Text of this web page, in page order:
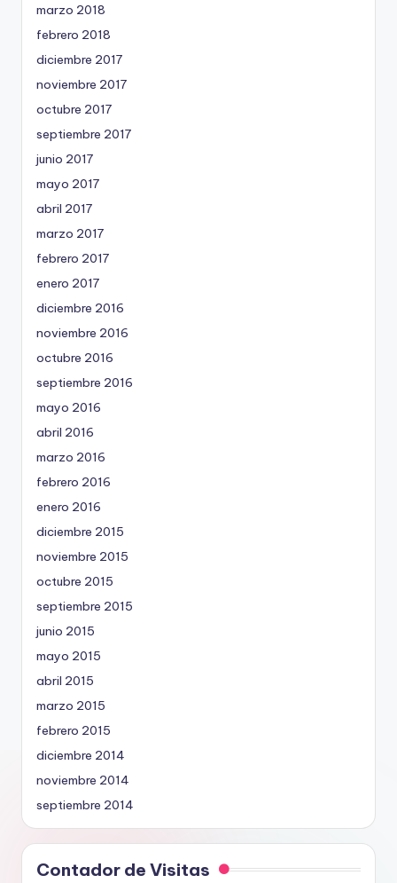
marzo 2018
febrero 2018
diciembre 2017
noviembre 2017
octubre 2017
septiembre 2017
junio 2017
mayo 2017
abril 2017
marzo 2017
febrero 2017
enero 2017
diciembre 2016
noviembre 2016
octubre 2016
septiembre 2016
mayo 2016
abril 2016
marzo 2016
febrero 2016
enero 2016
diciembre 2015
noviembre 2015
octubre 2015
septiembre 2015
junio 2015
mayo 2015
abril 2015
marzo 2015
febrero 2015
diciembre 2014
noviembre 2014
septiembre 2014
Contador de Visitas